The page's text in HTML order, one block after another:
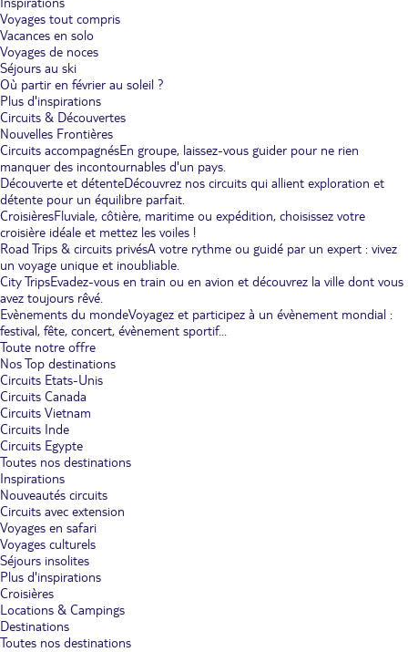
Voyages tout compris
Vacances en solo
Voyages de noces
Séjours au ski
Où partir en février au soleil ?
Plus d'inspirations
Circuits & Découvertes
Nouvelles Frontières
Circuits accompagnésEn groupe, laissez-vous guider pour ne rien
manquer des incontournables d'un pays.
Découverte et détenteDécouvrez nos circuits qui allient exploration et
détente pour un équilibre parfait.
CroisièresFluviale, côtière, maritime ou expédition, choisissez votre
croisière idéale et mettez les voiles !
Road Trips & circuits privésA votre rythme ou guidé par un expert : vivez
un voyage unique et inoubliable.
City TripsEvadez-vous en train ou en avion et découvrez la ville dont vous
avez toujours rêvé.
Evènements du mondeVoyagez et participez à un évènement mondial :
festival, fête, concert, évènement sportif...
Toute notre offre
Nos Top destinations
Circuits Etats-Unis
Circuits Canada
Circuits Vietnam
Circuits Inde
Circuits Egypte
Toutes nos destinations
Inspirations
Nouveautés circuits
Circuits avec extension
Voyages en safari
Voyages culturels
Séjours insolites
Plus d'inspirations
Croisières
Locations & Campings
Destinations
Toutes nos destinations